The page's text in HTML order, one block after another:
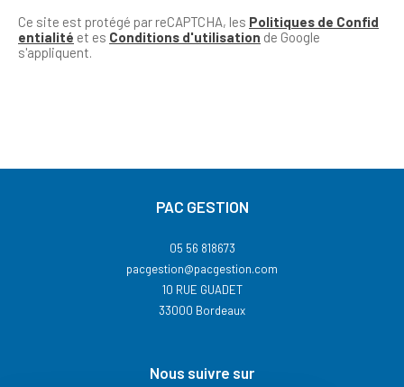
Ce site est protégé par reCAPTCHA, les Politiques de Confid
entialité et es Conditions d'utilisation de Google
s'appliquent.
PAC GESTION
05 56 818673
pacgestion@pacgestion.com
10 RUE GUADET
33000
Bordeaux
nous suivre sur